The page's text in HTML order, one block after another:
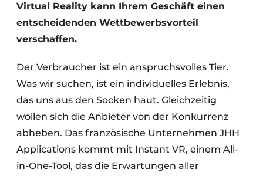
Virtual Reality kann Ihrem Geschäft einen
entscheidenden Wettbewerbsvorteil
verschaffen.
Der Verbraucher ist ein anspruchsvolles Tier.
Was wir suchen, ist ein individuelles Erlebnis,
das uns aus den Socken haut. Gleichzeitig
wollen sich die Anbieter von der Konkurrenz
abheben. Das französische Unternehmen JHH
Applications kommt mit Instant VR, einem All-
in-One-Tool, das die Erwartungen aller